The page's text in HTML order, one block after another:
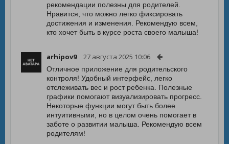
рекомендации полезны для родителей.
Нравится, что можно легко фиксировать
достижения и изменения. Рекомендую всем,
кто хочет быть в курсе роста своего малыша!
arhipov9 27 августа 2025 10:06
Отличное приложение для родительского
контроля! Удобный интерфейс, легко
отслеживать вес и рост ребенка. Полезные
графики помогают визуализировать прогресс.
Некоторые функции могут быть более
интуитивными, но в целом очень помогает в
заботе о развитии малыша. Рекомендую всем
родителям!